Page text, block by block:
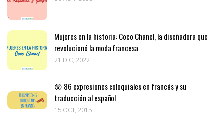
Mujeres en la historia: Coco Chanel, la diseñadora que
revolucionó la moda francesa
21 DIC, 2022
😲 86 expresiones coloquiales en francés y su
traducción al español
15 OCT, 2015